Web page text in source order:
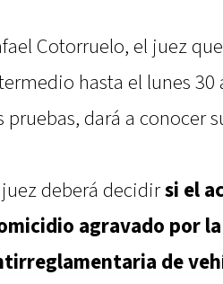
Cotorruelo, el juez
hasta el lunes 30
pruebas, dará a conocer
deberá decidirsi el
agravado por
de